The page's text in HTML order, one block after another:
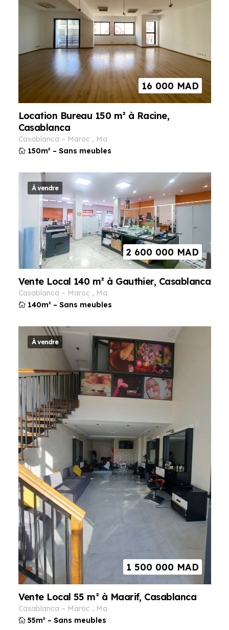
16 000 MAD
Location Bureau 150 m² à Racine,
Casablanca
casablanca – maroc ,
ma
150m² – Sans meubles
À vendre
2 600 000 MAD
Vente Local 140 m² à Gauthier, Casablanca
casablanca – maroc ,
ma
140m² – Sans meubles
À vendre
1 500 000 MAD
Vente Local 55 m² à Maarif, Casablanca
casablanca – maroc ,
ma
55m² – Sans meubles